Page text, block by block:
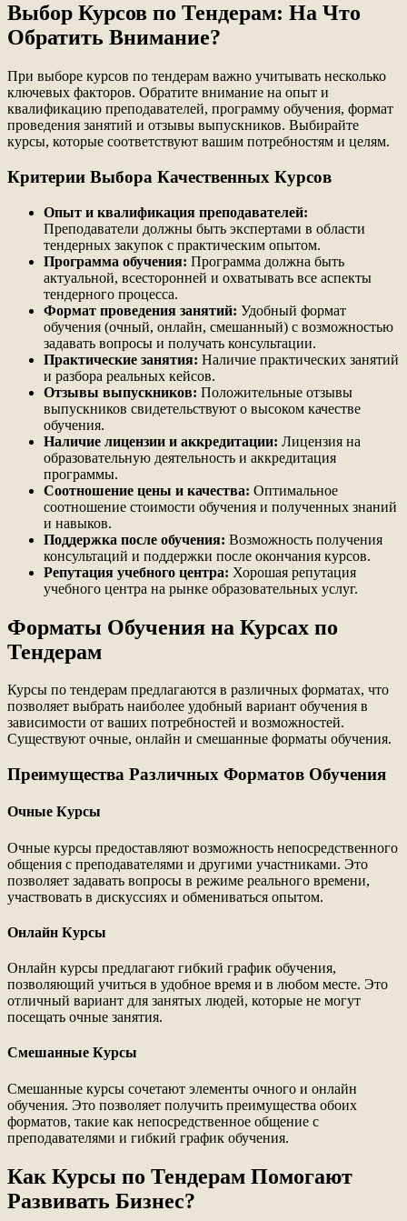
Выбор Курсов по Тендерам: На Что
Обратить Внимание?
При выборе курсов по тендерам важно учитывать несколько
ключевых факторов. Обратите внимание на опыт и
квалификацию преподавателей, программу обучения, формат
проведения занятий и отзывы выпускников. Выбирайте
курсы, которые соответствуют вашим потребностям и целям.
Критерии Выбора Качественных Курсов
Опыт и квалификация преподавателей:
Преподаватели должны быть экспертами в области
тендерных закупок с практическим опытом.
Программа обучения: Программа должна быть
актуальной, всесторонней и охватывать все аспекты
тендерного процесса.
Формат проведения занятий: Удобный формат
обучения (очный, онлайн, смешанный) с возможностью
задавать вопросы и получать консультации.
Практические занятия: Наличие практических занятий
и разбора реальных кейсов.
Отзывы выпускников: Положительные отзывы
выпускников свидетельствуют о высоком качестве
обучения.
Наличие лицензии и аккредитации: Лицензия на
образовательную деятельность и аккредитация
программы.
Соотношение цены и качества: Оптимальное
соотношение стоимости обучения и полученных знаний
и навыков.
Поддержка после обучения: Возможность получения
консультаций и поддержки после окончания курсов.
Репутация учебного центра: Хорошая репутация
учебного центра на рынке образовательных услуг.
Форматы Обучения на Курсах по
Тендерам
Курсы по тендерам предлагаются в различных форматах, что
позволяет выбрать наиболее удобный вариант обучения в
зависимости от ваших потребностей и возможностей.
Существуют очные, онлайн и смешанные форматы обучения.
Преимущества Различных Форматов Обучения
Очные Курсы
Очные курсы предоставляют возможность непосредственного
общения с преподавателями и другими участниками. Это
позволяет задавать вопросы в режиме реального времени,
участвовать в дискуссиях и обмениваться опытом.
Онлайн Курсы
Онлайн курсы предлагают гибкий график обучения,
позволяющий учиться в удобное время и в любом месте. Это
отличный вариант для занятых людей, которые не могут
посещать очные занятия.
Смешанные Курсы
Смешанные курсы сочетают элементы очного и онлайн
обучения. Это позволяет получить преимущества обоих
форматов, такие как непосредственное общение с
преподавателями и гибкий график обучения.
Как Курсы по Тендерам Помогают
Развивать Бизнес?